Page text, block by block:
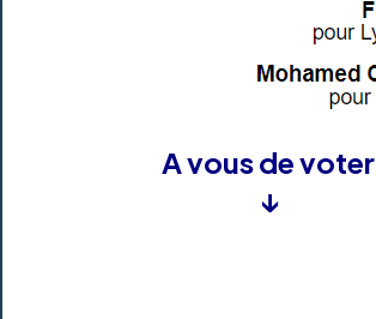
A vous de voter
↓